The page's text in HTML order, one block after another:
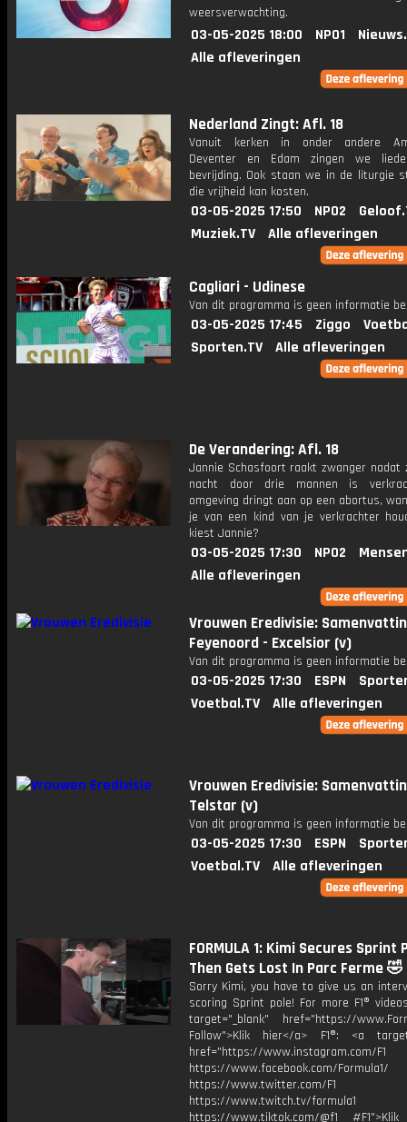
weersverwachting.
03-05-2025 18:00 NPO1
Alle afleveringen
Nederland Zingt: Afl. 18
Vanuit kerken in onder andere
Deventer en Edam zingen we
bevrijding. Ook staan we in de liturgie
die vrijheid kan kosten.
03-05-2025 17:50 NPO2
Muziek.TV
Alle afleveringen
Cagliari - Udinese
Van dit programma is geen informatie
03-05-2025 17:45 Ziggo
Sporten.TV
Alle afleveringen
De Verandering: Afl. 18
Jannie Schasfoort raakt zwanger nadat
nacht door drie mannen is
omgeving dringt aan op een abortus,
je van een kind van je verkrachter
kiest Jannie?
03-05-2025 17:30 NPO2
Alle afleveringen
Vrouwen Eredivisie:
Feyenoord - Excelsior (v)
Van dit programma is geen informatie
03-05-2025 17:30 ESPN
Voetbal.TV
Alle afleveringen
Vrouwen Eredivisie:
Telstar (v)
Van dit programma is geen informatie
03-05-2025 17:30 ESPN
Voetbal.TV
Alle afleveringen
FORMULA 1: Kimi Secures Sprint
Then Gets Lost In Parc Ferme 🤣
Sorry Kimi, you have to give us an
scoring Sprint pole! For more F1®
target="_blank" href="https://
Follow">Klik hier</a> F1®: <a
href="https://www.instagram.com/F1
https://www.facebook.com/Formula1/
https://www.twitter.com/F1
https://www.twitch.tv/formula1
https://www.tiktok.com/@f1